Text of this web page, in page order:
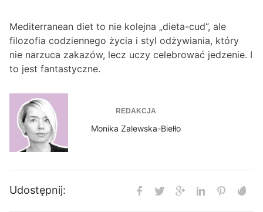
Mediterranean diet to nie kolejna „dieta-cud”, ale
filozofia codziennego życia i styl odżywiania, który
nie narzuca zakazów, lecz uczy celebrować jedzenie. I
to jest fantastyczne.
Monika Zalewska-Biełło
REDAKCJA
Udostępnij: